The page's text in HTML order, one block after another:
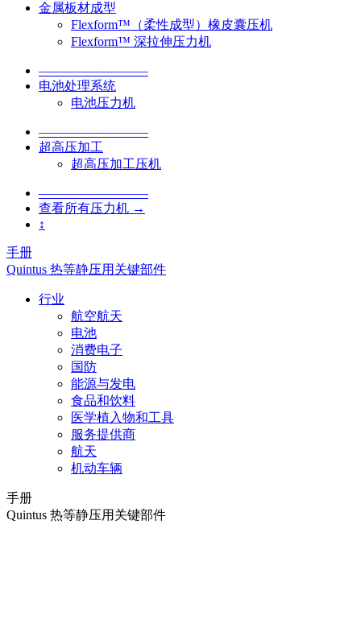
金属板材成型
Flexform™（柔性成型）橡皮囊压机
Flexform™ 深拉伸压力机
–––––––––––––––––
电池处理系统
电池压力机
–––––––––––––––––
超高压加工
超高压加工压机
–––––––––––––––––
查看所有压力机 →
↕
手册
Quintus 热等静压用关键部件
行业
航空航天
电池
消费电子
国防
能源与发电
食品和饮料
医学植入物和工具
服务提供商
航天
机动车辆
手册
Quintus 热等静压用关键部件